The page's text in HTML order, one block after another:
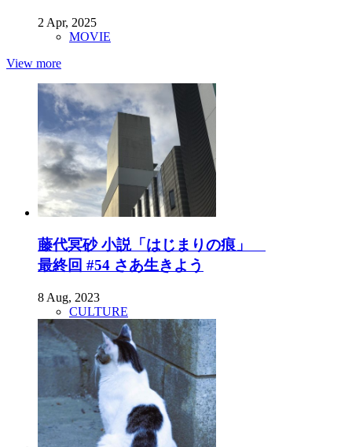
2 Apr, 2025
MOVIE
View more
藤代冥砂 小説「はじまりの痕」
最終回 #54 さあ生きよう
8 Aug, 2023
CULTURE